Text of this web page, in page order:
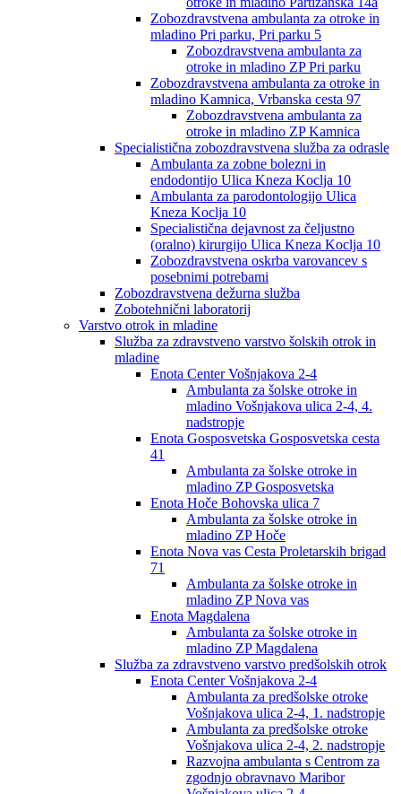
Zobozdravstvena ambulanta za otroke in
mladino Pri parku, Pri parku 5
Zobozdravstvena ambulanta za
otroke in mladino ZP Pri parku
Zobozdravstvena ambulanta za otroke in
mladino Kamnica, Vrbanska cesta 97
Zobozdravstvena ambulanta za
otroke in mladino ZP Kamnica
Specialistična zobozdravstvena služba za odrasle
Ambulanta za zobne bolezni in
endodontijo Ulica Kneza Koclja 10
Ambulanta za parodontologijo Ulica
Kneza Koclja 10
Specialistična dejavnost za čeljustno
(oralno) kirurgijo Ulica Kneza Koclja 10
Zobozdravstvena oskrba varovancev s
posebnimi potrebami
Zobozdravstvena dežurna služba
Zobotehnični laboratorij
Varstvo otrok in mladine
Služba za zdravstveno varstvo šolskih otrok in
mladine
Enota Center Vošnjakova 2-4
Ambulanta za šolske otroke in
mladino Vošnjakova ulica 2-4, 4.
nadstropje
Enota Gosposvetska Gosposvetska cesta
41
Ambulanta za šolske otroke in
mladino ZP Gosposvetska
Enota Hoče Bohovska ulica 7
Ambulanta za šolske otroke in
mladino ZP Hoče
Enota Nova vas Cesta Proletarskih brigad
71
Ambulanta za šolske otroke in
mladino ZP Nova vas
Enota Magdalena
Ambulanta za šolske otroke in
mladino ZP Magdalena
Služba za zdravstveno varstvo predšolskih otrok
Enota Center Vošnjakova 2-4
Ambulanta za predšolske otroke
Vošnjakova ulica 2-4, 1. nadstropje
Ambulanta za predšolske otroke
Vošnjakova ulica 2-4, 2. nadstropje
Razvojna ambulanta s Centrom za
zgodnjo obravnavo Maribor